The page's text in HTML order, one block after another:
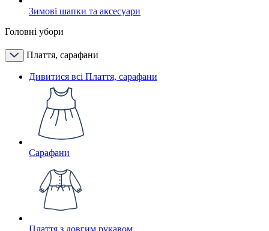
Зимові шапки та аксесуари
Головні убори
Плаття, сарафани
Дивитися всі Плаття, сарафани
Сарафани
Плаття з довгим рукавом